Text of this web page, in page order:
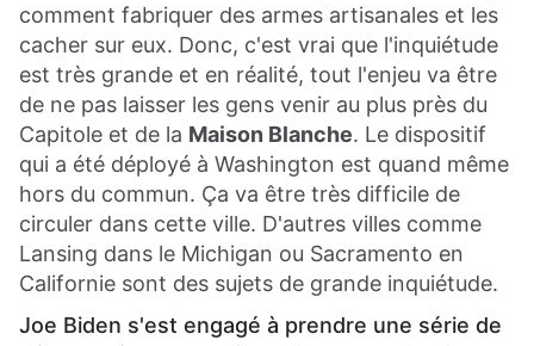
comment fabriquer des armes artisanales et les
cacher sur eux. Donc, c'est vrai que l'inquiétude
est très grande et en réalité, tout l'enjeu va être
de ne pas laisser les gens venir au plus près du
Capitole et de la Maison Blanche. Le dispositif
qui a été déployé à Washington est quand même
hors du commun. Ça va être très difficile de
circuler dans cette ville. D'autres villes comme
Lansing dans le Michigan ou Sacramento en
Californie sont des sujets de grande inquiétude.
Joe Biden s'est engagé à prendre une série de